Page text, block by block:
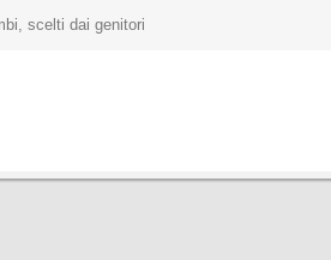
scelti dai genitori